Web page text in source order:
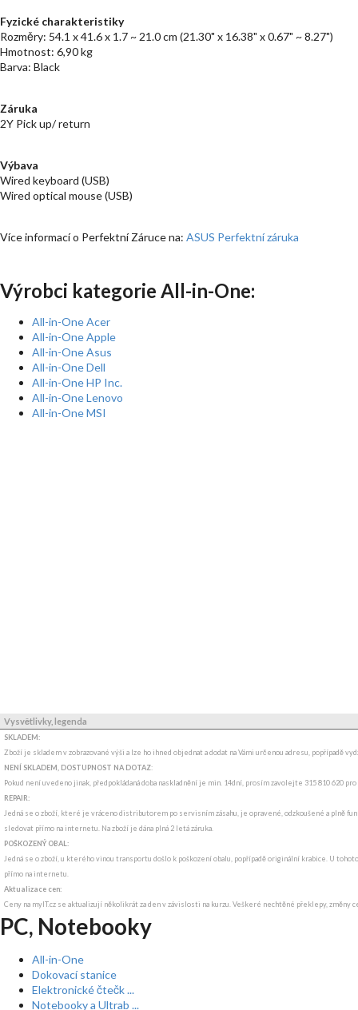
Fyzické charakteristiky
Rozměry: 54.1 x 41.6 x 1.7 ~ 21.0 cm (21.30" x 16.38" x 0.67" ~ 8.27")
Hmotnost: 6,90 kg
Barva: Black
Záruka
2Y Pick up/ return
Výbava
Wired keyboard (USB)
Wired optical mouse (USB)
Více informací o Perfektní Záruce na: ASUS Perfektní záruka
Výrobci kategorie All-in-One:
All-in-One Acer
All-in-One Apple
All-in-One Asus
All-in-One Dell
All-in-One HP Inc.
All-in-One Lenovo
All-in-One MSI
Vysvětlivky, legenda
SKLADEM:
Zboží je skladem v zobrazované výši a lze ho ihned objednat a dodat na Vámi určenou adresu, popřípadě
NENÍ SKLADEM, DOSTUPNOST NA DOTAZ:
Pokud není uvedeno jinak, předpokládaná doba naskladnění je min. 14dní, prosím zavolejte 315 810 620
REPAIR:
Jedná se o zboží, které je vráceno distributorem po servisním zásahu, je opravené, odzkoušené a plně
sledovat přímo na internetu. Na zboží je dána plná 2 letá záruka.
POŠKOZENÝ OBAL:
Jedná se o zboží, u kterého vinou transportu došlo k poškození obalu, popřípadě originální krabice. U
přímo na internetu.
Aktualizace cen:
Ceny na myIT.cz se aktualizují několikrát za den v závislosti na kurzu. Veškeré nechtěné překlepy, změny
PC, Notebooky
All-in-One
Dokovací stanice
Elektronické čtečk ...
Notebooky a Ultrab ...